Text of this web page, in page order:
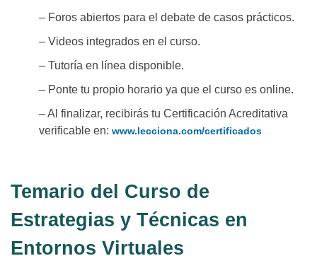
– Foros abiertos para el debate de casos prácticos.
– Videos integrados en el curso.
– Tutoría en línea disponible.
– Ponte tu propio horario ya que el curso es online.
– Al finalizar, recibirás tu Certificación Acreditativa
verificable en: www.lecciona.com/certificados
Temario del Curso de
Estrategias y Técnicas en
Entornos Virtuales